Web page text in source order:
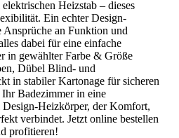
Heizstab – dieses
Ein echter Design-
an Funktion und
dabei für eine einfache
in gewählter Farbe & Größe
Dübel Blind- und
in stabiler Kartonage für sicheren
Badezimmer in eine
Heizkörper, der Komfort,
verbindet. Jetzt online bestellen
profitieren!